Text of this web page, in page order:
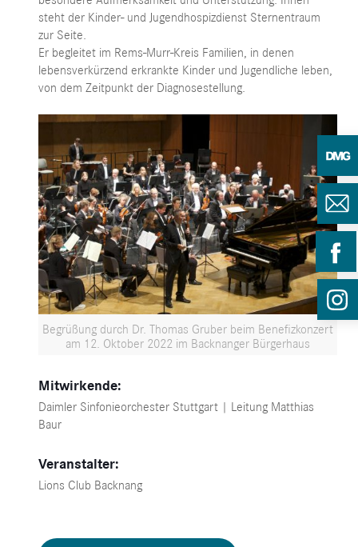
steht der Kinder- und Jugendhospizdienst Sternentraum
zur Seite.
Er begleitet im Rems-Murr-Kreis Familien, in denen
lebensverkürzend erkrankte Kinder und Jugendliche leben,
von dem Zeitpunkt der Diagnosestellung.
Begrüßung durch Dr. Thomas Gruber beim Benefizkonzert
am 12. Oktober 2022 im Backnanger Bürgerhaus
Mitwirkende:
Daimler Sinfonieorchester Stuttgart | Leitung Matthias
Baur
Veranstalter:
Lions Club Backnang